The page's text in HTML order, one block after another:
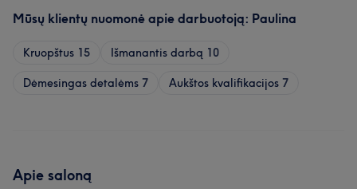
Mūsų klientų nuomonė apie darbuotoją: Paulina
Kruopštus 15 Išmanantis darbą 10
Dėmesingas detalėms 7 Aukštos kvalifikacijos 7
Apie saloną